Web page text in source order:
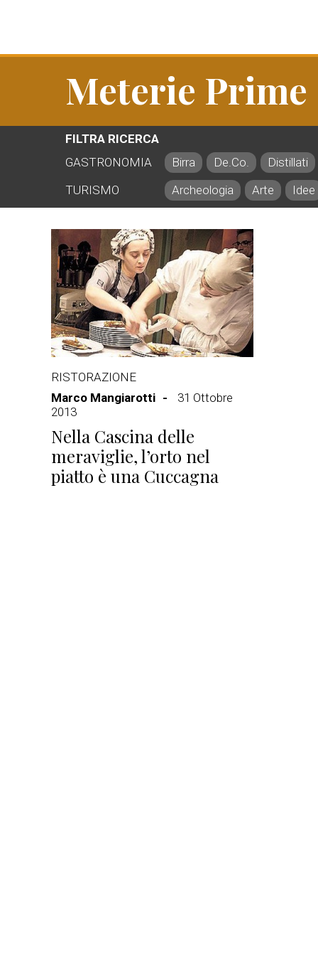
Meterie Prime
FILTRA RICERCA
GASTRONOMIA
Birra De.Co.
Distillati
TURISMO
Archeologia Arte Idee
RISTORAZIONE
Marco Mangiarotti
31 Ottobre
2013
Nella Cascina delle
meraviglie, l’orto nel
piatto è una Cuccagna